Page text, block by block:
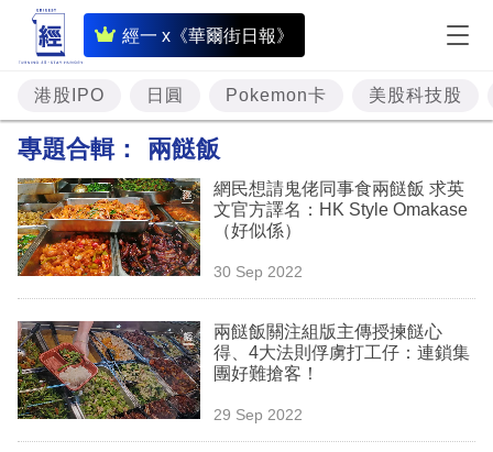
經一 x《華爾街日報》
即
時
財
經
題
投
資
樓
市
理
港股IPO 日圓 Pokemon卡 美股科技股
專題合輯： 兩餸飯
網民想請鬼佬同事食兩餸飯 求英
文官方譯名：HK Style Omakase
（好似係）
30 Sep 2022
兩餸飯關注組版主傳授揀餸心
得、4大法則俘虜打工仔：連鎖集
團好難搶客！
29 Sep 2022